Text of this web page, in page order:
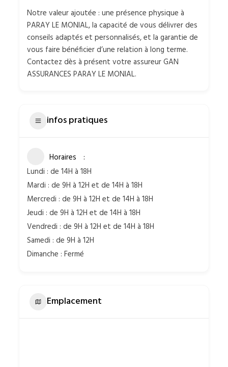
Notre valeur ajoutée : une présence physique à
PARAY LE MONIAL, la capacité de vous délivrer des
conseils adaptés et personnalisés, et la garantie de
vous faire bénéficier d’une relation à long terme.
Contactez dès à présent votre assureur GAN
ASSURANCES PARAY LE MONIAL.
infos pratiques
Horaires
Lundi : de 14H à 18H
Mardi : de 9H à 12H et de 14H à 18H
Mercredi : de 9H à 12H et de 14H à 18H
Jeudi : de 9H à 12H et de 14H à 18H
Vendredi : de 9H à 12H et de 14H à 18H
Samedi : de 9H à 12H
Dimanche : Fermé
Emplacement